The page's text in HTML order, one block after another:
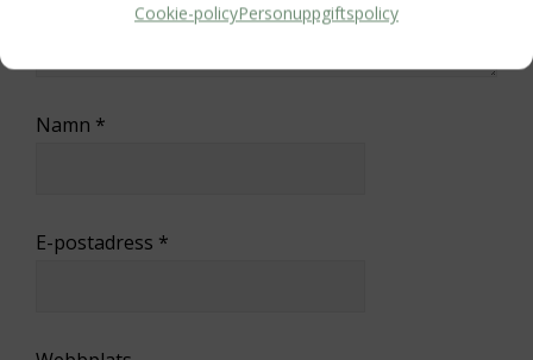
Cookie-policyPersonuppgiftspolicy
Namn *
E-postadress *